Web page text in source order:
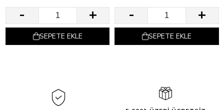
SEPETE EKLE SEPETE EKLE